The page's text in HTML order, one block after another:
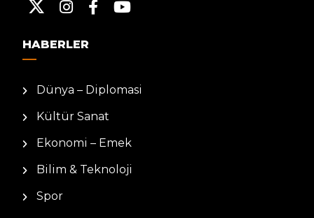
HABERLER
Dünya – Diplomasi
Kültür Sanat
Ekonomi – Emek
Bilim & Teknoloji
Spor